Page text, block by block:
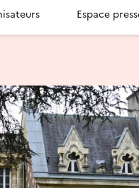
Espace